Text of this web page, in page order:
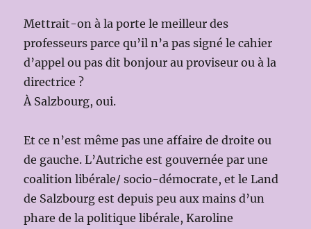
Mettrait-on à la porte le meilleur des
professeurs parce qu’il n’a pas signé le cahier
d’appel ou pas dit bonjour au proviseur ou à la
directrice ?
À Salzbourg, oui.
Et ce n’est même pas une affaire de droite ou
de gauche. L’Autriche est gouvernée par une
coalition libérale/ socio-démocrate, et le Land
de Salzbourg est depuis peu aux mains d’un
phare de la politique libérale, Karoline